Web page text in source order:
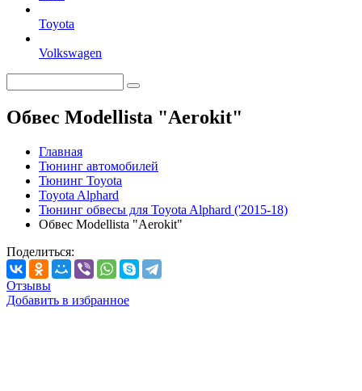
Toyota
Volkswagen
Обвес Modellista "Aerokit"
Главная
Тюнинг автомобилей
Тюнинг Toyota
Toyota Alphard
Тюнинг обвесы для Toyota Alphard ('2015-18)
Обвес Modellista "Aerokit"
Поделиться:
Отзывы
Добавить в избранное